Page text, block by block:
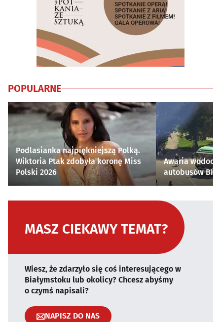
POPULARNE
Podlasianka najpiękniejszą Polką.
Wiktoria Ptak zdobyła koronę Miss
Polski 2026
Awaria
autobusów
MASZ CIEKAWY TEMAT?
Wiesz, że zdarzyło się coś interesującego w
Białymstoku lub okolicy? Chcesz abyśmy
o czymś napisali?
NAPISZ DO NAS